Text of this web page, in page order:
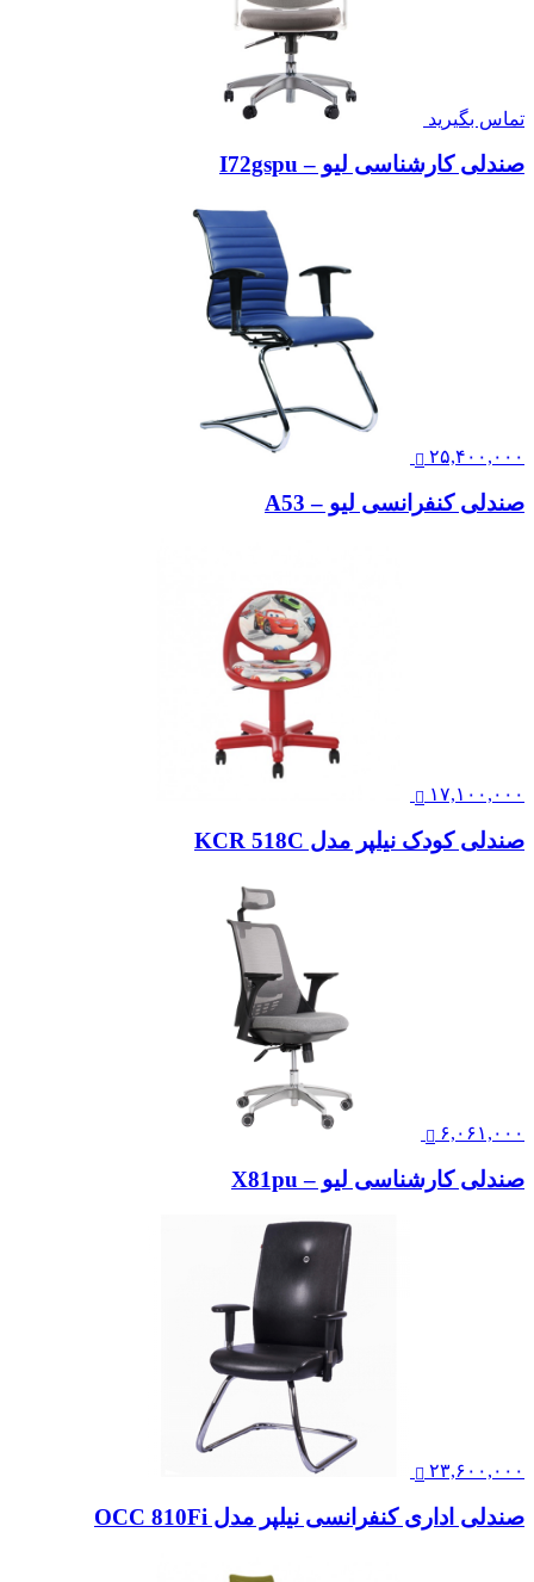
تماس بگیرید
صندلی کارشناسی لیو – I72gspu
۲۵,۴۰۰,۰۰۰
صندلی کنفرانسی لیو – A53
۱۷,۱۰۰,۰۰۰
صندلی کودک نیلپر مدل KCR 518C
۶,۰۶۱,۰۰۰
صندلی کارشناسی لیو – X81pu
۲۳,۶۰۰,۰۰۰
صندلی اداری کنفرانسی نیلپر مدل OCC 810Fi